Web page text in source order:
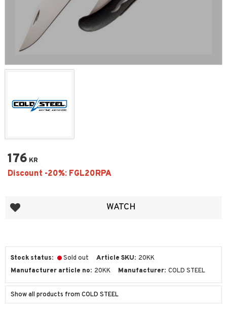
176 KR
Add to favorites WATCH
Stock status Sold out Article SKU
20KK
Manufacturer article no
20KK Manufacturer COLD STEEL
Show all products from COLD STEEL